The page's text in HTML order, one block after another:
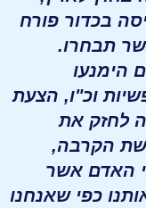
בכדור פורח
תבחרו.
הימנעו
וכ"ו, הצעת
לחזק את
הקרבה,
האדם אשר
כפי שאנחנו